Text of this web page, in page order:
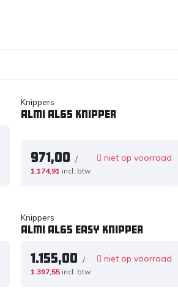
Knippers
Almi AL65 knipper
971,00 /
1.174,91 incl. btw
niet op voorraad
Knippers
Almi AL65 Easy knipper
1.155,00 /
1.397,55 incl. btw
niet op voorraad